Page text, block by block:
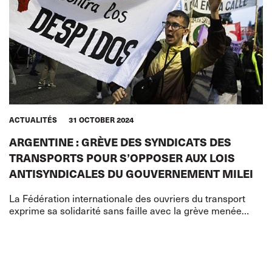
ACTUALITÉS 31 OCTOBER 2024
ARGENTINE : GRÈVE DES SYNDICATS DES
TRANSPORTS POUR S’OPPOSER AUX LOIS
ANTISYNDICALES DU GOUVERNEMENT MILEI
La Fédération internationale des ouvriers du transport
exprime sa solidarité sans faille avec la grève menée